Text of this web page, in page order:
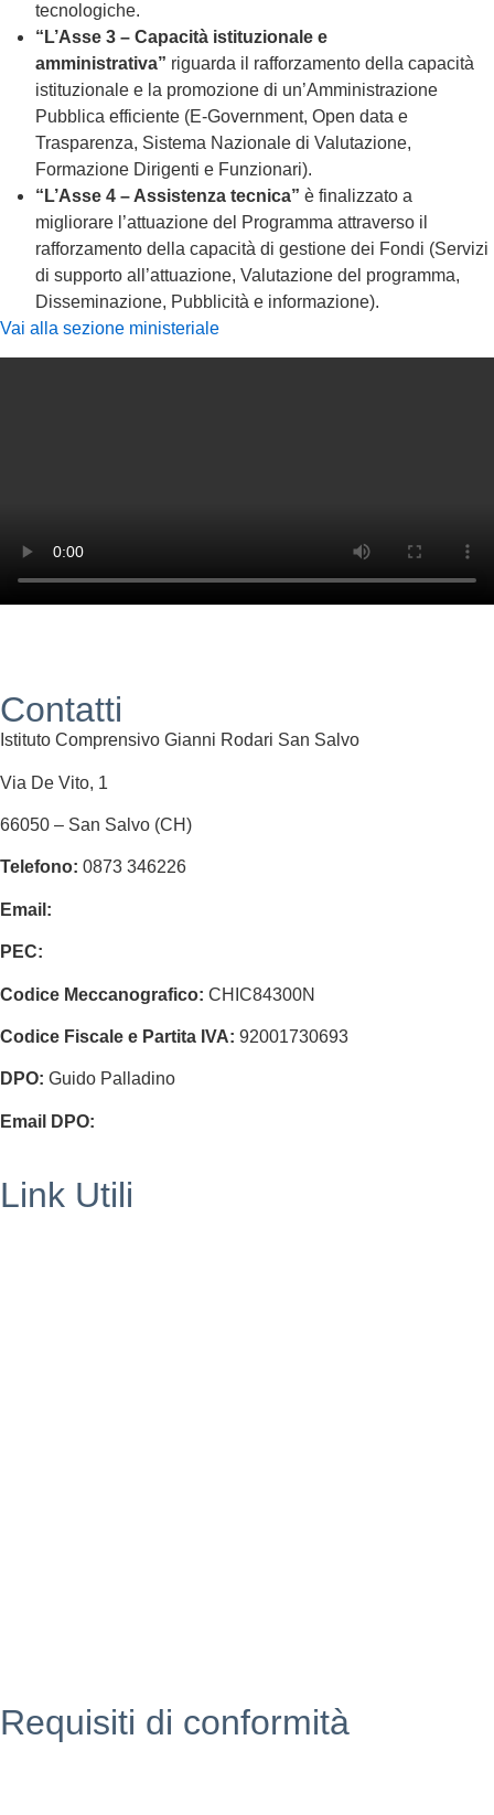
tecnologiche.
“L’Asse 3 – Capacità istituzionale e
amministrativa” riguarda il rafforzamento della capacità
istituzionale e la promozione di un’Amministrazione
Pubblica efficiente (E-Government, Open data e
Trasparenza, Sistema Nazionale di Valutazione,
Formazione Dirigenti e Funzionari).
“L’Asse 4 – Assistenza tecnica” è finalizzato a
migliorare l’attuazione del Programma attraverso il
rafforzamento della capacità di gestione dei Fondi (Servizi
di supporto all’attuazione, Valutazione del programma,
Disseminazione, Pubblicità e informazione).
Vai alla sezione ministeriale
Contatti
Istituto Comprensivo Gianni Rodari San Salvo
Via De Vito, 1
66050 – San Salvo (CH)
Telefono: 0873 346226
Email:
PEC:
Codice Meccanografico: CHIC84300N
Codice Fiscale e Partita IVA: 92001730693
DPO: Guido Palladino
Email DPO:
Link Utili
Requisiti di conformità